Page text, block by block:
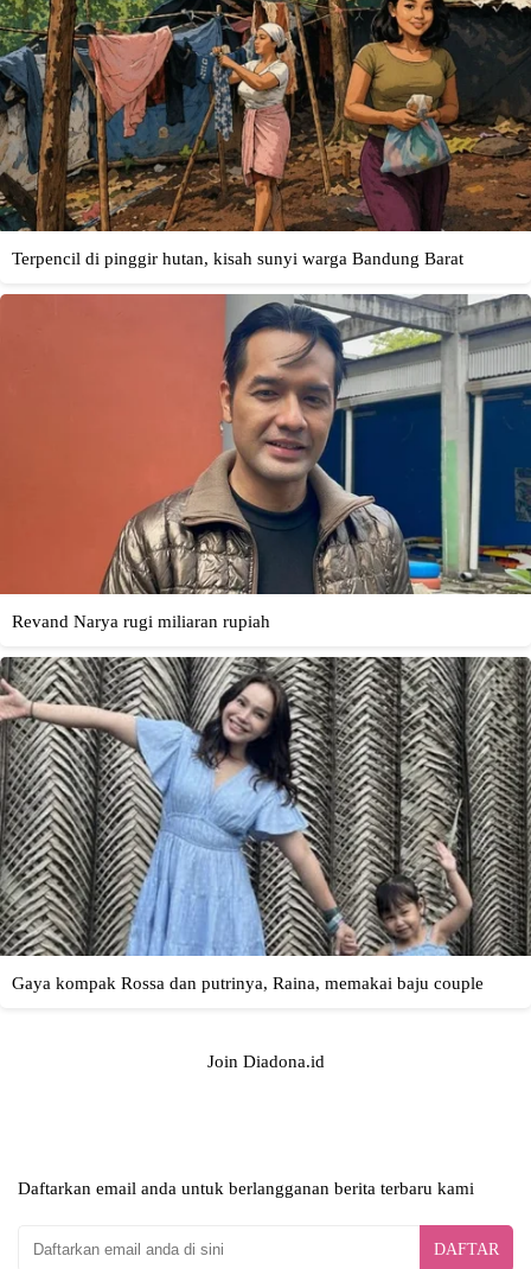
Join Diadona.id
Daftarkan email anda untuk berlangganan berita terbaru kami
DAFTAR